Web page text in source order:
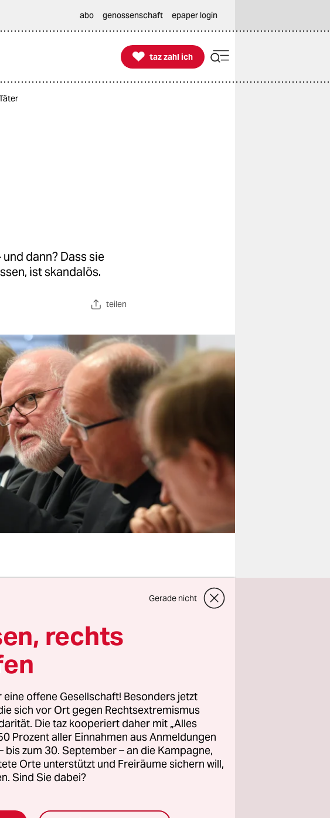
abo genossenschaft epaper login

taz zahl ich
taz zahl ich
dann? Dass sie
ist skandalös.
teilen
Gewalt,
hinweg.
mehr
patriarchalen
immer wieder
und Männer jeden
Vertreter
versuchen sie es
Gerade nicht
rechts
offene Gesellschaft! Besonders jetzt
sich vor Ort gegen Rechtsextremismus
Die taz kooperiert daher mit „Alles
Prozent aller Einnahmen aus Anmeldungen
bis zum 30. September – an die Kampagne,
Orte unterstützt und Freiräume sichern will,
Sind Sie dabei?